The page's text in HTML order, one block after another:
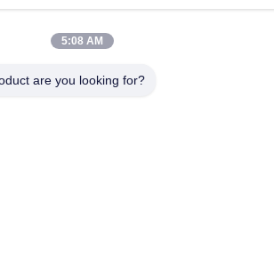
Glissière de parc aquatique Le fournisseur.
Dapeng Amusement Technology Co., Ltd.
Tous les droits réservés.
5:08 AM
are you looking for?